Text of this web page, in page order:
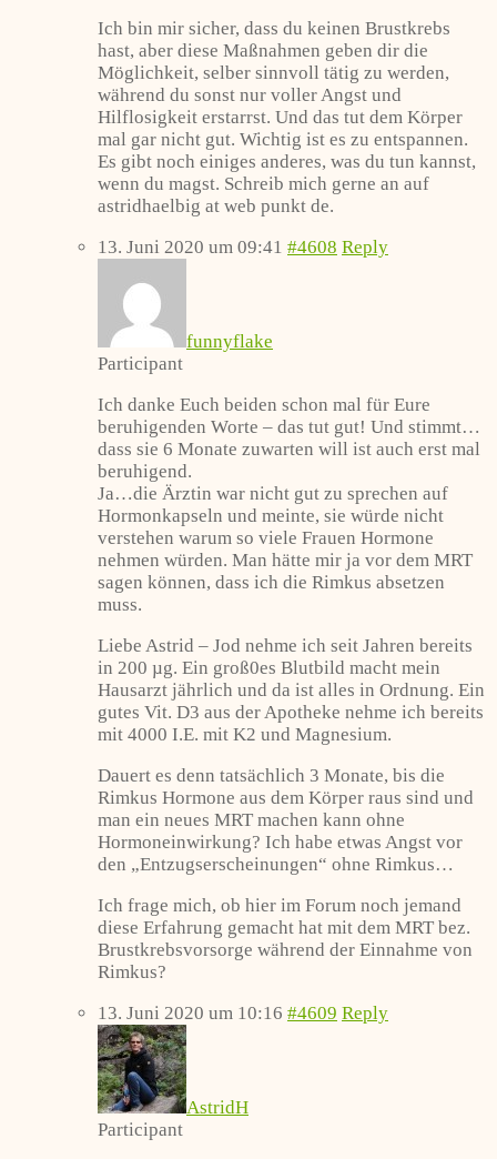
Ich bin mir sicher, dass du keinen Brustkrebs
hast, aber diese Maßnahmen geben dir die
Möglichkeit, selber sinnvoll tätig zu werden,
während du sonst nur voller Angst und
Hilflosigkeit erstarrst. Und das tut dem Körper
mal gar nicht gut. Wichtig ist es zu entspannen.
Es gibt noch einiges anderes, was du tun kannst,
wenn du magst. Schreib mich gerne an auf
astridhaelbig at web punkt de.
13. Juni 2020 um 09:41 #4608 Reply
funnyflake
Participant
Ich danke Euch beiden schon mal für Eure
beruhigenden Worte – das tut gut! Und stimmt…
dass sie 6 Monate zuwarten will ist auch erst mal
beruhigend.
Ja…die Ärztin war nicht gut zu sprechen auf
Hormonkapseln und meinte, sie würde nicht
verstehen warum so viele Frauen Hormone
nehmen würden. Man hätte mir ja vor dem MRT
sagen können, dass ich die Rimkus absetzen
muss.
Liebe Astrid – Jod nehme ich seit Jahren bereits
in 200 µg. Ein groß0es Blutbild macht mein
Hausarzt jährlich und da ist alles in Ordnung. Ein
gutes Vit. D3 aus der Apotheke nehme ich bereits
mit 4000 I.E. mit K2 und Magnesium.
Dauert es denn tatsächlich 3 Monate, bis die
Rimkus Hormone aus dem Körper raus sind und
man ein neues MRT machen kann ohne
Hormoneinwirkung? Ich habe etwas Angst vor
den „Entzugserscheinungen“ ohne Rimkus…
Ich frage mich, ob hier im Forum noch jemand
diese Erfahrung gemacht hat mit dem MRT bez.
Brustkrebsvorsorge während der Einnahme von
Rimkus?
13. Juni 2020 um 10:16 #4609 Reply
AstridH
Participant